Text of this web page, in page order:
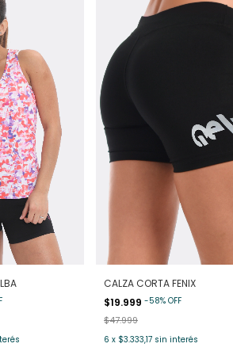
CALZA CORTA FENIX
$19.999 -58% OFF
$47.999
6 x $3.333,17 sin interés